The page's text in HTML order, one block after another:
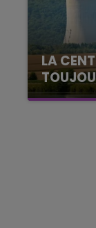
LA
Cela fait
justifiée